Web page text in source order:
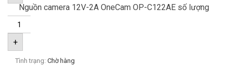
Nguồn camera 12V-2A OneCam OP-C122AE số lượng
+
Tình trạng: Chờ hàng